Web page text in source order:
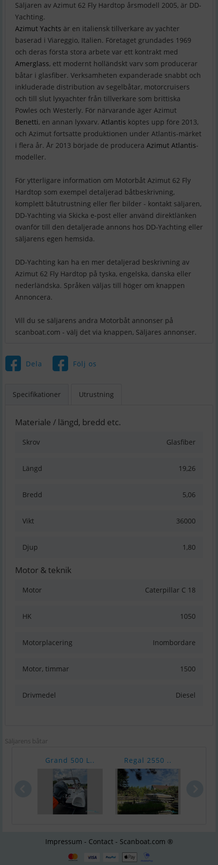
Säljaren av Azimut 62 Fly Hardtop årsmodell 2005, är DD-
Azimut Yachts är en italiensk tillverkare av yachter
baserad i Viareggio, Italien. Företaget grundades 1969
och deras första stora arbete var ett kontrakt med
Amerglass, ett modernt holländskt varv som producerar
båtar i glasfiber. Verksamheten expanderade snabbt och
inkluderade distribution av segelbåtar, motorcruisers
och till slut lyxyachter från tillverkare som brittiska
Powles och Westerly. För närvarande äger Azimut
Benetti, en annan lyxvarv. Atlantis köptes upp före 2013,
och Azimut fortsatte produktionen under Atlantis-märket
i flera år. År 2013 började de producera Azimut Atlantis-
modeller.
För ytterligare information om Motorbåt Azimut 62 Fly
Hardtop som exempel detaljerad båtbeskrivning,
komplett båtutrustning eller fler bilder - kontakt säljaren,
DD-Yachting via Skicka e-post eller använd direktlänken
ovanför till den detaljerade annons hos DD-Yachting eller
säljarens egen hemsida.
DD-Yachting kan ha en mer detaljerad beskrivning av
Azimut 62 Fly Hardtop på tyska, engelska, danska eller
nederländska. Språken väljas till höger om knappen
Annoncera.
Vill du se säljarens andra Motorbåt annonser på
scanboat.com - välj det via knappen, Säljares annonser.
Dela Följ os
Specifikationer Utrustning
Materiale / längd, bredd etc.
Skrov Glasfiber
Längd 19,26
Bredd 5,06
Vikt 36000
Djup 1,80
Motor & teknik
Motor Caterpillar C 18
HK 1050
Motorplacering Inombordare
Motor, timmar 1500
Drivmedel Diesel
Säljarens båtar
Grand 500 L.. Regal 2550 ..
Impressum - Contact - Scanboat.com ®